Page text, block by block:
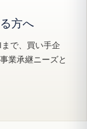
方へ
で、買い手企
業承継ニーズと